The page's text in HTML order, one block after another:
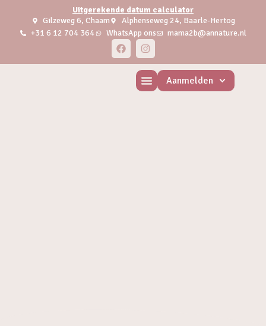
Uitgerekende datum calculator
Gilzeweg 6, Chaam
Alphenseweg 24, Baarle-Hertog
+31 6 12 704 364
WhatsApp ons mama2b@annature.nl
Aanmelden